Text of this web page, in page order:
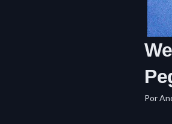
Por